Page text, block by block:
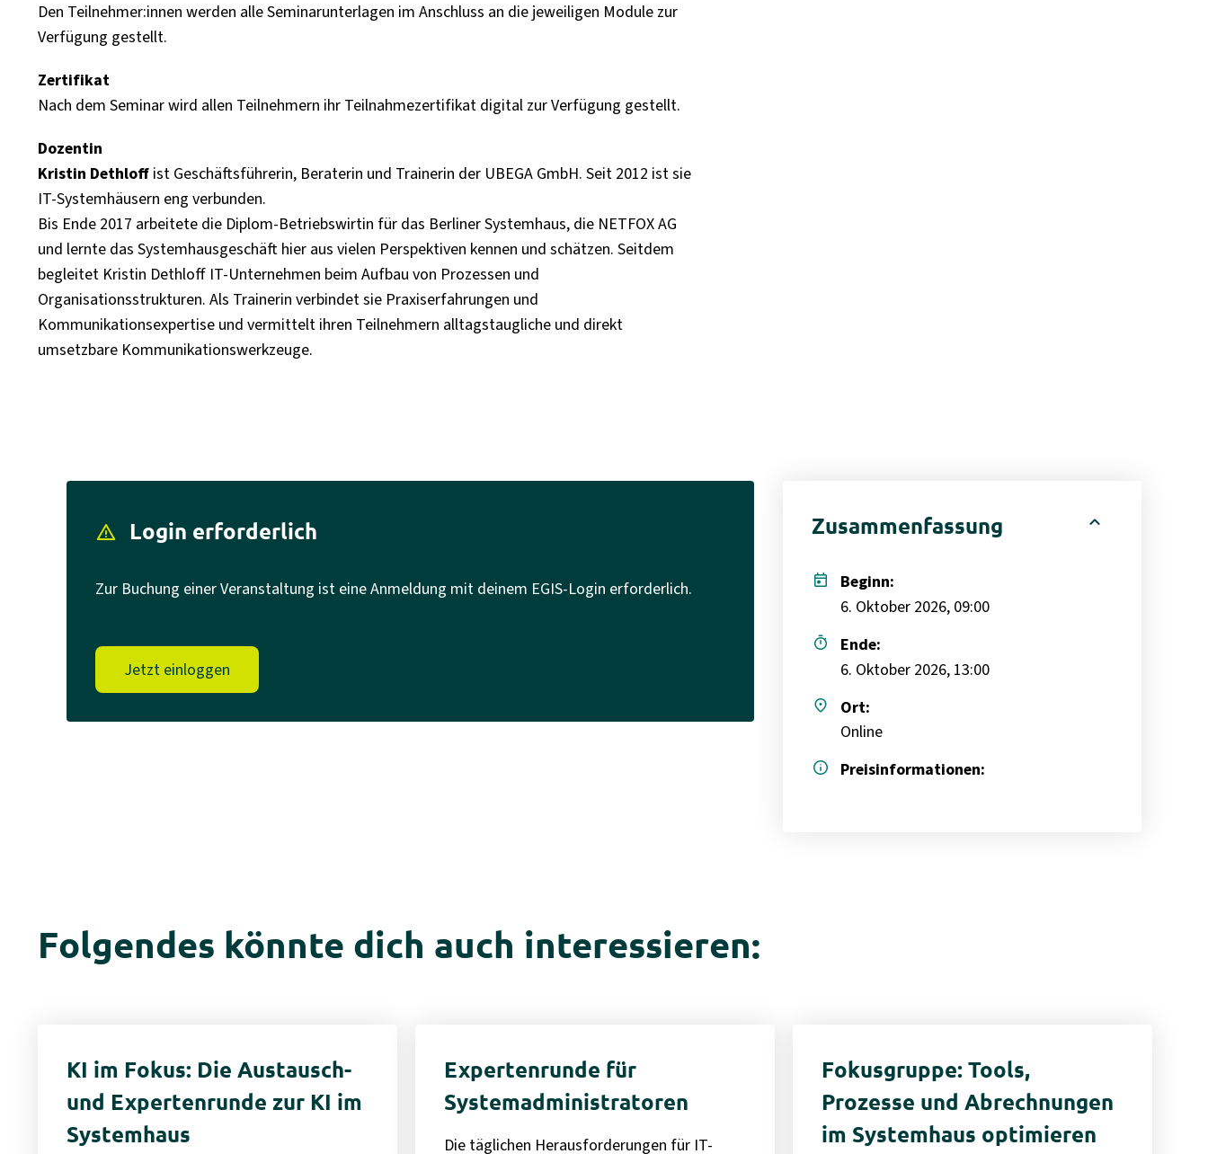
Den Teilnehmer:innen werden alle Seminarunterlagen im Anschluss an die jeweiligen Module zur
Verfügung gestellt.
Zertifikat
Nach dem Seminar wird allen Teilnehmern ihr Teilnahmezertifikat digital zur Verfügung gestellt.
Dozentin
Kristin Dethloffist Geschäftsführerin, Beraterin und Trainerin der UBEGA GmbH. Seit 2012 ist sie
IT-Systemhäusern eng verbunden.
Bis Ende 2017 arbeitete die Diplom-Betriebswirtin für das Berliner Systemhaus, die NETFOX AG
und lernte das Systemhausgeschäft hier aus vielen Perspektiven kennen und schätzen. Seitdem
begleitet Kristin Dethloff IT-Unternehmen beim Aufbau von Prozessen und
Organisationsstrukturen. Als Trainerin verbindet sie Praxiserfahrungen und
Kommunikationsexpertise und vermittelt ihren Teilnehmern alltagstaugliche und direkt
umsetzbare Kommunikationswerkzeuge.
report_problem Login erforderlich
Zur Buchung einer Veranstaltung ist eine Anmeldung mit deinem EGIS-Login erforderlich.
Jetzt einloggen
Zusammenfassung expand_less
today
Beginn:
6. Oktober 2026, 09:00
timer
Ende:
6. Oktober 2026, 13:00
place
Ort:
Online
info
Preisinformationen:
Folgendes könnte dich auch interessieren:
KI im Fokus: Die Austausch-
und Expertenrunde zur KI im
Systemhaus
Expertenrunde für
Systemadministratoren
Die täglichen Herausforderungen für IT-
Fokusgruppe: Tools,
Prozesse und Abrechnungen
im Systemhaus optimieren